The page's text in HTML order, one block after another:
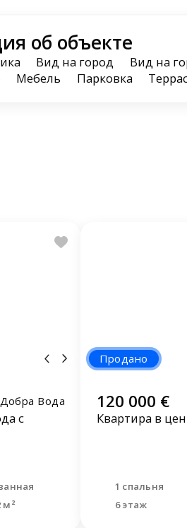
об объекте
Вид на город Вид на
Мебель Парковка
Добра Вода
с
м²
Продано
120 000 €
Квартира в
1 спальня
6 этаж